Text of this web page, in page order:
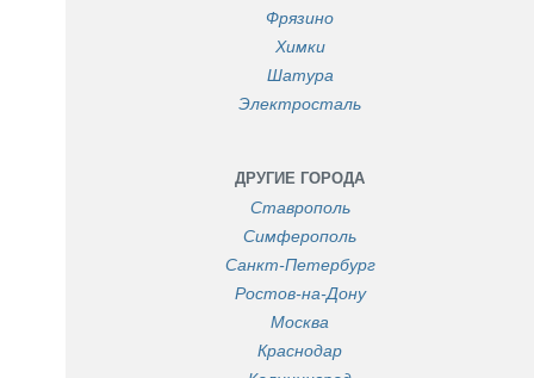
Фрязино
Химки
Шатура
Электросталь
ДРУГИЕ ГОРОДА
Ставрополь
Симферополь
Санкт-Петербург
Ростов-на-Дону
Москва
Краснодар